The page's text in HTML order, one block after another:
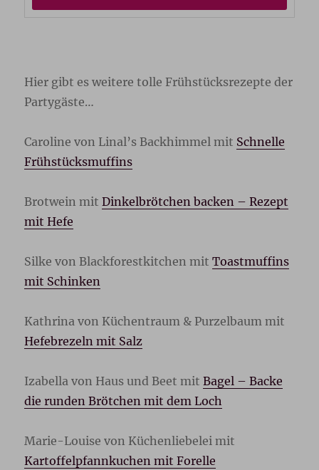
Hier gibt es weitere tolle Frühstücksrezepte der
Partygäste…
Caroline von Linal’s Backhimmel mit Schnelle
Frühstücksmuffins
Brotwein mitDinkelbrötchen backen – Rezept
mit Hefe
Silke von Blackforestkitchen mitToastmuffins
mit Schinken
Kathrina von Küchentraum & Purzelbaum mit
Hefebrezeln mit Salz
Izabella von Haus und Beet mitBagel – Backe
die runden Brötchen mit dem Loch
Marie-Louise von Küchenliebelei mit
Kartoffelpfannkuchen mit Forelle